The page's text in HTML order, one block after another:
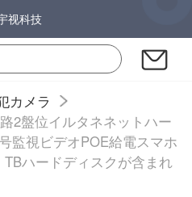
视科技
カメラ
2盤位イルタネネットハー
監視ビデオPOE給電スマホ
ハードディスクが含まれ